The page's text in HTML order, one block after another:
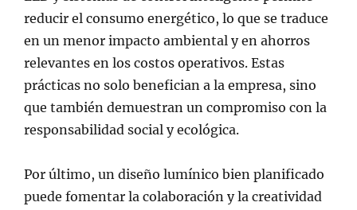
reducir el consumo energético, lo que se traduce
en un menor impacto ambiental y en ahorros
relevantes en los costos operativos. Estas
prácticas no solo benefician a la empresa, sino
que también demuestran un compromiso con la
responsabilidad social y ecológica.
Por último, un diseño lumínico bien planificado
puede fomentar la colaboración y la creatividad